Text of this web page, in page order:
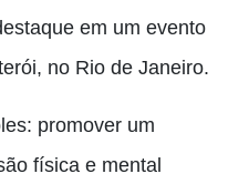
em um evento
no Rio de Janeiro.
promover um
física e mental